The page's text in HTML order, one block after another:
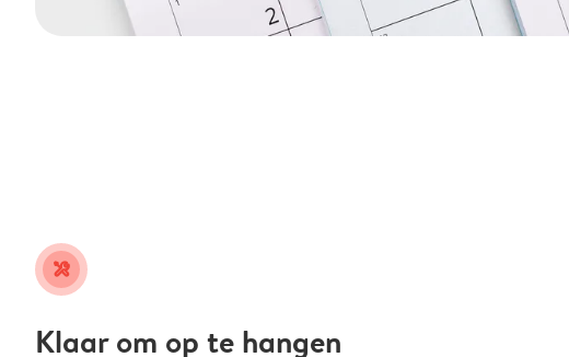
tools
Klaar om op te hangen